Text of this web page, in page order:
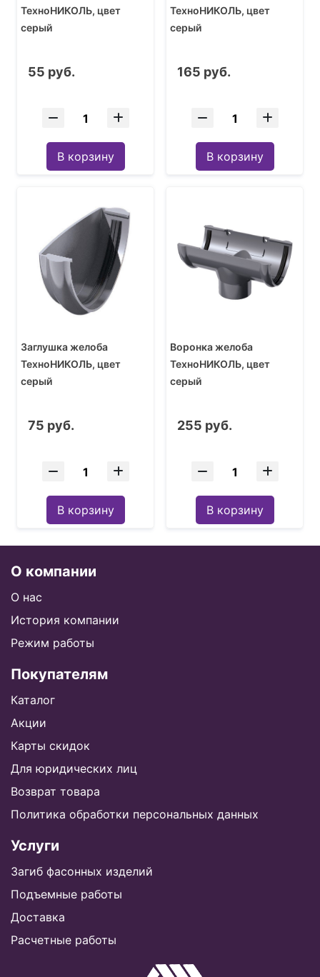
ТехноНИКОЛЬ, цвет
серый
55 руб.
В корзину
ТехноНИКОЛЬ, цвет
серый
165 руб.
В корзину
Заглушка желоба
ТехноНИКОЛЬ, цвет
серый
75 руб.
В корзину
Воронка желоба
ТехноНИКОЛЬ, цвет
серый
255 руб.
В корзину
О компании
О нас
История компании
Режим работы
Покупателям
Каталог
Акции
Карты скидок
Для юридических лиц
Возврат товара
Политика обработки персональных данных
Услуги
Загиб фасонных изделий
Подъемные работы
Доставка
Расчетные работы